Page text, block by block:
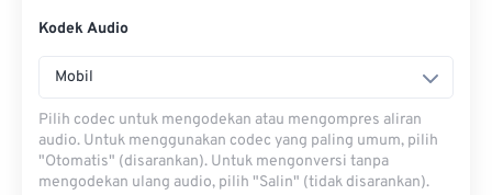
Kodek Audio
Mobil
Pilih codec untuk mengodekan atau mengompres aliran
audio. Untuk menggunakan codec yang paling umum, pilih
"Otomatis" (disarankan). Untuk mengonversi tanpa
mengodekan ulang audio, pilih "Salin" (tidak disarankan).